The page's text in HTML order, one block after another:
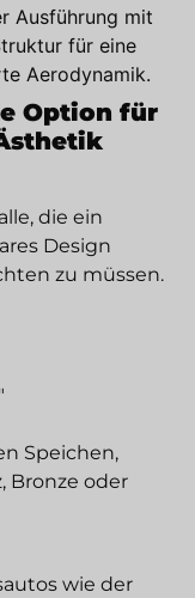
Option für
die ein
Design
zu müssen.
Speichen,
Bronze oder
wie der